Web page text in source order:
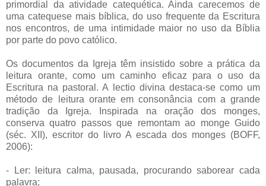
primordial da atividade catequética. Ainda carecemos de
uma catequese mais bíblica, do uso frequente da Escritura
nos encontros, de uma intimidade maior no uso da Bíblia
por parte do povo católico.
Os documentos da Igreja têm insistido sobre a prática da
leitura orante, como um caminho eficaz para o uso da
Escritura na pastoral. A lectio divina destaca-se como um
método de leitura orante em consonância com a grande
tradição da Igreja. Inspirada na oração dos monges,
conserva quatro passos que remontam ao monge Guido
(séc. XII), escritor do livro A escada dos monges (BOFF,
2006):
- Ler: leitura calma, pausada, procurando saborear cada
palavra;